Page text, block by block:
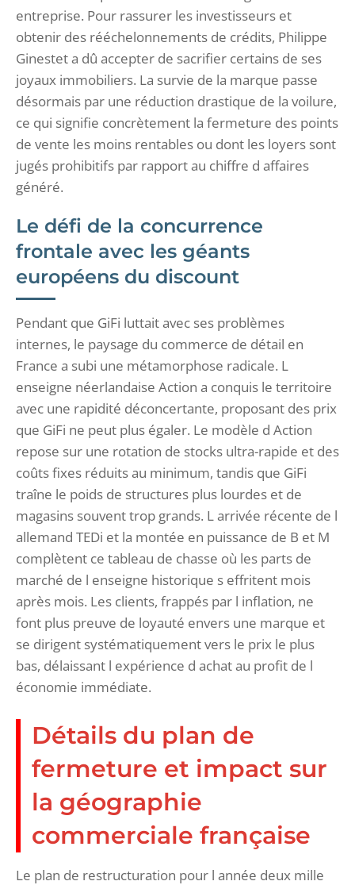
entreprise. Pour rassurer les investisseurs et
obtenir des rééchelonnements de crédits, Philippe
Ginestet a dû accepter de sacrifier certains de ses
joyaux immobiliers. La survie de la marque passe
désormais par une réduction drastique de la voilure,
ce qui signifie concrètement la fermeture des points
de vente les moins rentables ou dont les loyers sont
jugés prohibitifs par rapport au chiffre d affaires
généré.
Le défi de la concurrence
frontale avec les géants
européens du discount
Pendant que GiFi luttait avec ses problèmes
internes, le paysage du commerce de détail en
France a subi une métamorphose radicale. L
enseigne néerlandaise Action a conquis le territoire
avec une rapidité déconcertante, proposant des prix
que GiFi ne peut plus égaler. Le modèle d Action
repose sur une rotation de stocks ultra-rapide et des
coûts fixes réduits au minimum, tandis que GiFi
traîne le poids de structures plus lourdes et de
magasins souvent trop grands. L arrivée récente de l
allemand TEDi et la montée en puissance de B et M
complètent ce tableau de chasse où les parts de
marché de l enseigne historique s effritent mois
après mois. Les clients, frappés par l inflation, ne
font plus preuve de loyauté envers une marque et
se dirigent systématiquement vers le prix le plus
bas, délaissant l expérience d achat au profit de l
économie immédiate.
Détails du plan de
fermeture et impact sur
la géographie
commerciale française
Le plan de restructuration pour l année deux mille